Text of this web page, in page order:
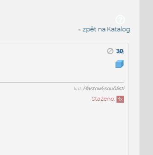
« zpět na Katalog
kat:Plastové součásti
Staženo: 1x